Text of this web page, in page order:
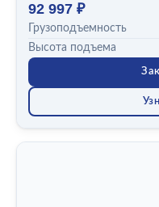
ДЛИНА ВИЛ
92 997 ₽
Грузоподъемность
Высота подъема